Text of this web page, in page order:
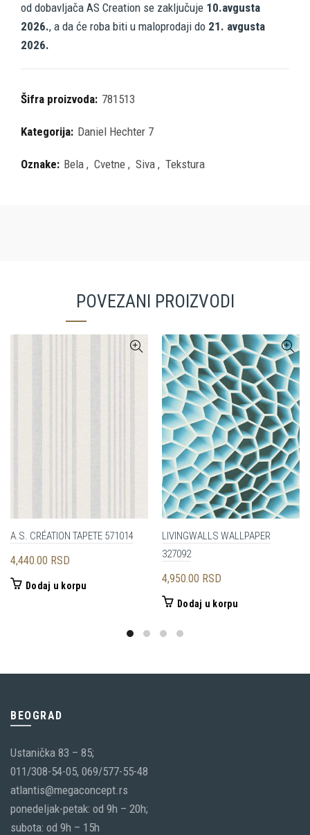
od dobavljača AS Creation se zaključuje 10.avgusta
2026., a da će roba biti u maloprodaji do 21. avgusta
2026.
Šifra proizvoda: 781513
Kategorija: Daniel Hechter 7
Oznake: Bela , Cvetne , Siva , Tekstura
POVEZANI PROIZVODI
A.S. CRÉATION TAPETE 571014
4,440.00 RSD
Dodaj u korpu
LIVINGWALLS WALLPAPER
327092
4,950.00 RSD
Dodaj u korpu
BEOGRAD
Ustanička 83 – 85;
011/308-54-05, 069/577-55-48
atlantis@megaconcept.rs
ponedeljak-petak: od 9h – 20h;
subota: od 9h – 15h